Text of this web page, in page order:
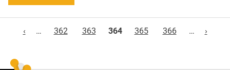
‹
… 362 363 364 365 366 … ›